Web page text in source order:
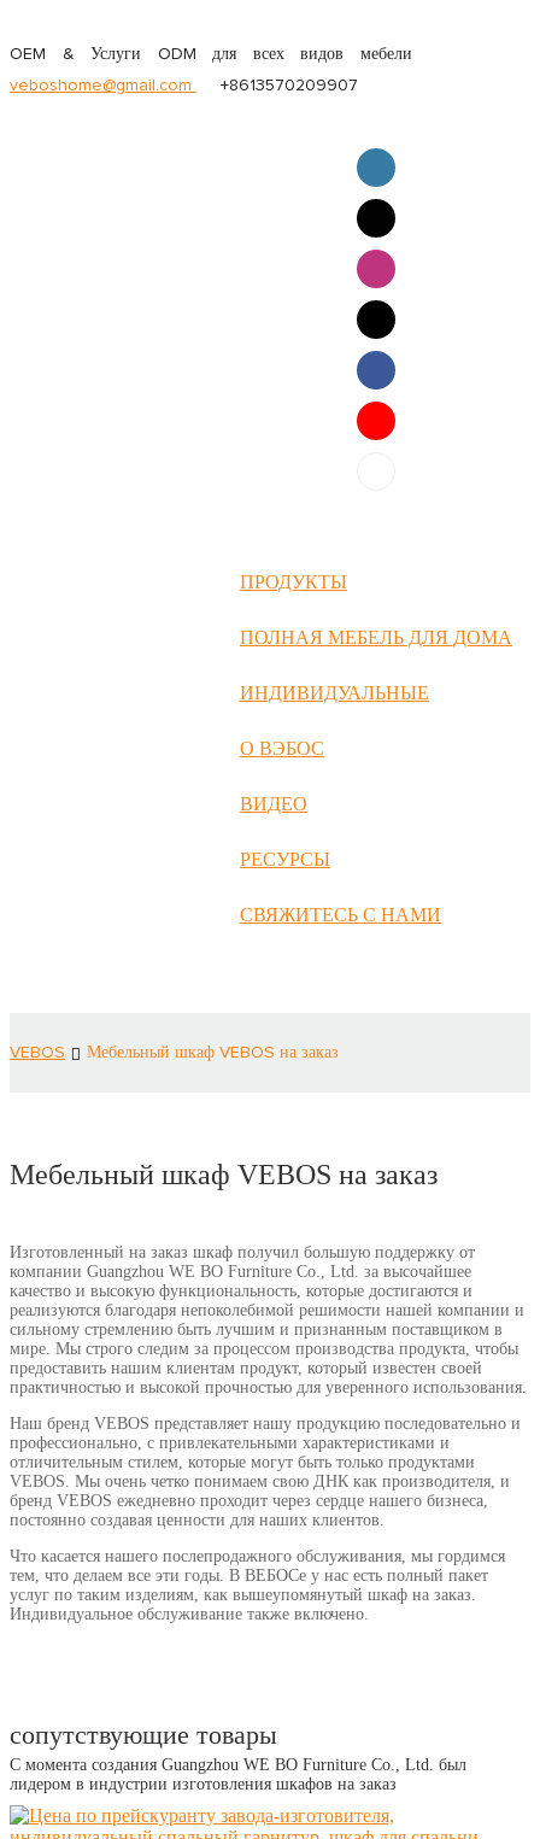
OEM & Услуги ODM для всех видов мебели
veboshome@gmail.com
+8613570209907
English
Pilipino
ภาษาไทย
ПРОДУКТЫ
ПОЛНАЯ МЕБЕЛЬ ДЛЯ ДОМА
ИНДИВИДУАЛЬНЫЕ
О ВЭБОС
ВИДЕО
РЕСУРСЫ
СВЯЖИТЕСЬ С НАМИ
VEBOS Мебельный шкаф VEBOS на заказ
Мебельный шкаф VEBOS на заказ
Изготовленный на заказ шкаф получил большую поддержку от
компании Guangzhou WE BO Furniture Co., Ltd. за высочайшее
качество и высокую функциональность, которые достигаются и
реализуются благодаря непоколебимой решимости нашей компании и
сильному стремлению быть лучшим и признанным поставщиком в
мире. Мы строго следим за процессом производства продукта, чтобы
предоставить нашим клиентам продукт, который известен своей
практичностью и высокой прочностью для уверенного использования.
Наш бренд VEBOS представляет нашу продукцию последовательно и
профессионально, с привлекательными характеристиками и
отличительным стилем, которые могут быть только продуктами
VEBOS. Мы очень четко понимаем свою ДНК как производителя, и
бренд VEBOS ежедневно проходит через сердце нашего бизнеса,
постоянно создавая ценности для наших клиентов.
Что касается нашего послепродажного обслуживания, мы гордимся
тем, что делаем все эти годы. В ВЕБОСе у нас есть полный пакет
услуг по таким изделиям, как вышеупомянутый шкаф на заказ.
Индивидуальное обслуживание также включено.
сопутствующие товары
С момента создания Guangzhou WE BO Furniture Co., Ltd. был
лидером в индустрии изготовления шкафов на заказ